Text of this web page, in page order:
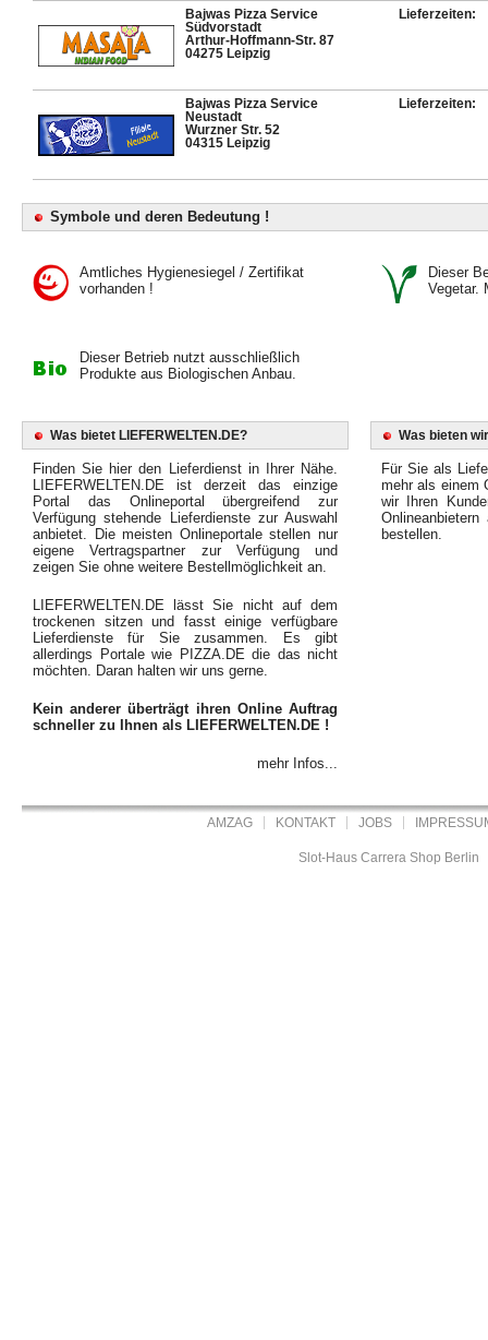
Bajwas Pizza Service
Südvorstadt
Arthur-Hoffmann-Str. 87
04275 Leipzig
Lieferzeiten:
Bajwas Pizza Service
Neustadt
Wurzner Str. 52
04315 Leipzig
Lieferzeiten:
Symbole und deren Bedeutung !
Amtliches Hygienesiegel / Zertifikat
vorhanden !
Dieser
Vegetar.
Dieser Betrieb nutzt ausschließlich
Produkte aus Biologischen Anbau.
Was bietet LIEFERWELTEN.DE?
Finden Sie hier den Lieferdienst in Ihrer Nähe.
LIEFERWELTEN.DE ist derzeit das einzige
Portal das Onlineportal übergreifend zur
Verfügung stehende Lieferdienste zur Auswahl
anbietet. Die meisten Onlineportale stellen nur
eigene Vertragspartner zur Verfügung und
zeigen Sie ohne weitere Bestellmöglichkeit an.
LIEFERWELTEN.DE lässt Sie nicht auf dem
trockenen sitzen und fasst einige verfügbare
Lieferdienste für Sie zusammen. Es gibt
allerdings Portale wie PIZZA.DE die das nicht
möchten. Daran halten wir uns gerne.
Kein anderer überträgt ihren Online Auftrag
schneller zu Ihnen als LIEFERWELTEN.DE !
mehr Infos...
Was bieten
Für Sie als
mehr als einem
wir Ihren
bestellen.
AMZAG KONTAKT JOBS
Slot-Haus Carrera Shop Berlin